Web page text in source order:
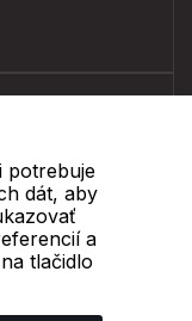
|Spracovanie
potrebuje
dát, aby
a
tlačidlo